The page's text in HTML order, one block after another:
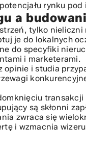
rynku
a
tylko
je do lokalnych
do specyfiki
i marketerami.
opinie i studia
transakcji
są skłonni
zwraca się
i wzmacnia